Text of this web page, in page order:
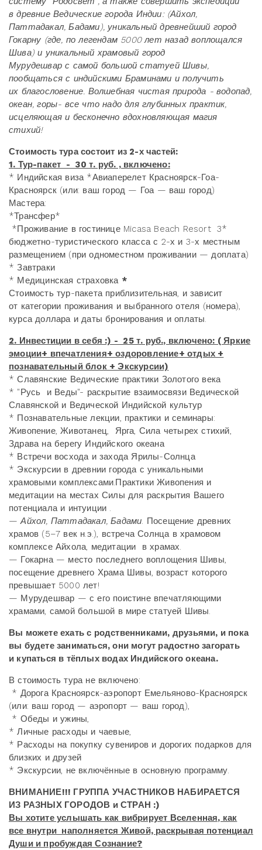
в древние Ведические города Индии: (Айхол,
Паттадакал, Бадами), уникальный древнейший город
Гокарну (где, по легендам 5000 лет назад воплощался
Шива) и уникальный храмовый город
Мурудешвар с самой большой статуей Шивы,
пообщаться с индийскими Браминами и получить
их благословение. Волшебная чистая природа - водопад,
океан, горы- все что надо для глубинных практик,
исцеляющая и бесконечно вдохновляющая магия
стихий!
Стоимость тура состоит из 2-х частей:
1. Тур-пакет - 30 т. руб. , включено:
* Индийская виза *Авиаперелет Красноярск-Гоа-
Красноярск (или: ваш город — Гоа — ваш город)
Мастера:
*Трансфер*
*Проживание в гостинице Micasa Beach Resort 3*
бюджетно-туристического класса с 2-х и 3-х местным
размещением (при одноместном проживании — доплата)
* Завтраки
* Медицинская страховка *
Стоимость тур-пакета приблизительная, и зависит
от категории проживания и выбранного отеля (номера),
курса доллара и даты бронирования и оплаты.
2. Инвестиции в себя :) - 25 т. руб., включено: ( Яркие
эмоции+ впечатления+ оздоровление+ отдых +
познавательный блок + Экскурсии)
* Славянские Ведические практики Золотого века
* "Русь и Веды"- раскрытие взаимосвязи Ведической
Славянской и Ведической Индийской культур
* Познавательные лекции, практики и семинары:
Живопение, Животанец, Ярга, Сила четырех стихий,
Здрава на берегу Индийского океана
* Встречи восхода и захода Ярилы-Солнца
* Экскурсии в древнии города с уникальными
храмовыми комплексами.Практики Живопения и
медитации на местах Силы для раскрытия Вашего
потенциала и интуиции .
—Айхол, Паттадакал, Бадами. Посещение древних
храмов (5–7 век н.э.), встреча Солнца в храмовом
комплексе Айхола, медитации в храмах.
— Гокарна — место последнего воплощения Шивы,
посещение древнего Храма Шивы, возраст которого
превышает 5000 лет!
— Мурудешвар — с его поистине впечатляющими
храмами, самой большой в мире статуей Шивы.
Вы можете ехать с родственниками, друзьями, и пока
вы будете заниматься, они могут радостно загорать
и купаться в тёплых водах Индийского океана.
В стоимость тура не включено:
* Дорога Красноярск-аэропорт Емельяново-Красноярск
(или: ваш город — аэропорт — ваш город),
* Обеды и ужины,
* Личные расходы и чаевые,
* Расходы на покупку сувениров и дорогих подарков для
близких и друзей
* Экскурсии, не включённые в основную программу.
ВНИМАНИЕ!!! ГРУППА УЧАСТНИКОВ НАБИРАЕТСЯ
ИЗ РАЗНЫХ ГОРОДОВ и СТРАН :)
Вы хотите услышать как вибрирует Вселенная, как
все внутри наполняется Живой, раскрывая потенциал
Души и пробуждая Сознание?